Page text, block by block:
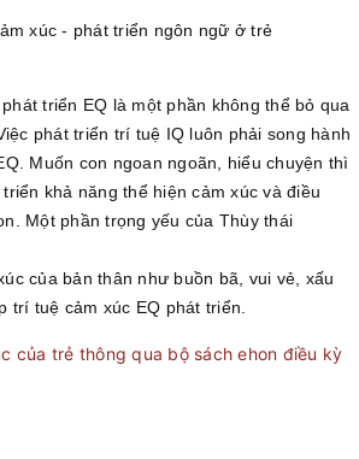
xúc - phát triển ngôn ngữ ở trẻ
triển EQ là một phần không thể bỏ qua
phát triển trí tuệ IQ luôn phải song hành
Muốn con ngoan ngoãn, hiểu chuyện thì
khả năng thể hiện cảm xúc và điều
Một phần trọng yếu của Thùy thái
của bản thân như buồn bã, vui vẻ, xấu
trí tuệ cảm xúc EQ phát triển.
của trẻ thông qua bộ sách ehon điều kỳ